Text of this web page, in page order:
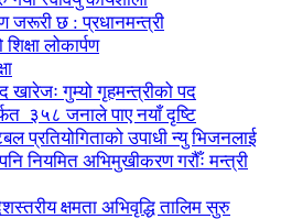
जरूरी छ : प्रधानमन्त्री
लोकार्पण
खारेजः गुम्यो गृहमन्त्रीको पद
३५८ जनाले पाए नयाँ दृष्टि
प्रतियोगिताको उपाधी न्यु भिजनलाई
नियमित अभिमुखीकरण गरौँः मन्त्री
क्षमता अभिवृद्धि तालिम सुरु